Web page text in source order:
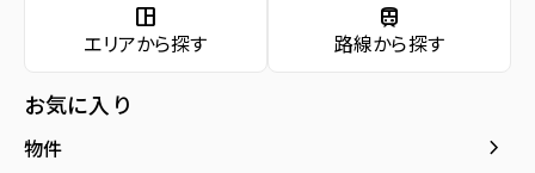
space_dashboard
エリアから探す
train
路線から探す
お気に入り
物件 keyboard_arrow_right
ら徒歩2分
仙台市地下鉄南北線/長町南駅 徒歩45分
所在地